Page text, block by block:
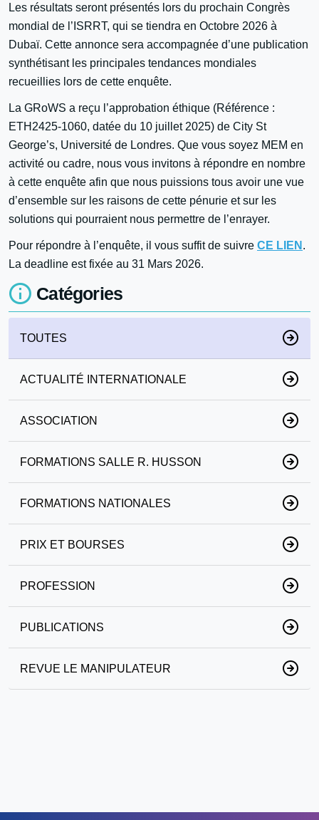
Les résultats seront présentés lors du prochain Congrès
mondial de l’ISRRT, qui se tiendra en Octobre 2026 à
Dubaï. Cette annonce sera accompagnée d’une publication
synthétisant les principales tendances mondiales
recueillies lors de cette enquête.
La GRoWS a reçu l’approbation éthique (Référence :
ETH2425-1060, datée du 10 juillet 2025) de City St
George’s, Université de Londres. Que vous soyez MEM en
activité ou cadre, nous vous invitons à répondre en nombre
à cette enquête afin que nous puissions tous avoir une vue
d’ensemble sur les raisons de cette pénurie et sur les
solutions qui pourraient nous permettre de l’enrayer.
Pour répondre à l’enquête, il vous suffit de suivre CE LIEN .
La deadline est fixée au 31 Mars 2026.
Catégories
TOUTES
ACTUALITÉ INTERNATIONALE
ASSOCIATION
FORMATIONS SALLE R. HUSSON
FORMATIONS NATIONALES
PRIX ET BOURSES
PROFESSION
PUBLICATIONS
REVUE LE MANIPULATEUR